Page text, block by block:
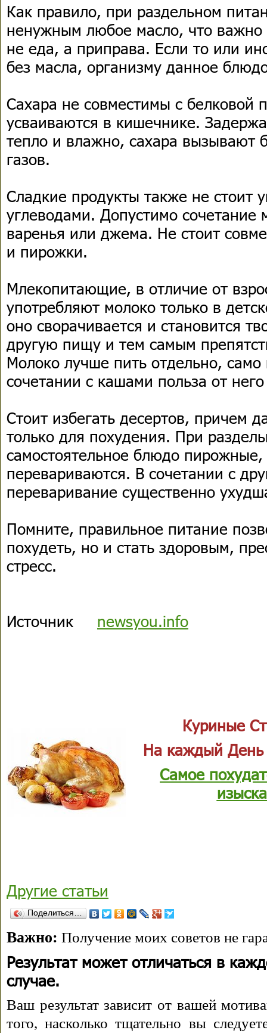
Как правило, при раздельном
ненужным любое масло, что
не еда, а приправа. Если то или
без масла, организму данное
Сахара не совместимы с белковой
усваиваются в кишечнике.
тепло и влажно, сахара вызывают
газов.
Сладкие продукты также не стоит
углеводами. Допустимо сочетание
варенья или джема. Не стоит
и пирожки.
Млекопитающие, в отличие от
употребляют молоко только в
оно сворачивается и становится
другую пищу и тем самым
Молоко лучше пить отдельно,
сочетании с кашами польза от
Стоит избегать десертов, причем
только для похудения. При
самостоятельное блюдо
перевариваются. В сочетании с
переваривание существенно
Помните, правильное питание
похудеть, но и стать здоровым,
стресс.
Источник newsyou.info
Куриные
На каждый
Самое
Другие статьи
Поделиться…
Важно: Получение моих советов не
Результат может отличаться в
случае.
Ваш результат зависит от вашей
того, насколько тщательно вы